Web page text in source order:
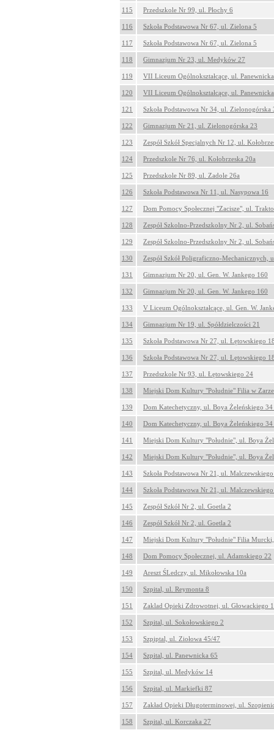
115 Przedszkole Nr 99, ul. Płochy 6
116 Szkoła Podstawowa Nr 67, ul. Zielona 5
117 Szkoła Podstawowa Nr 67, ul. Zielona 5
118 Gimnazjum Nr 23, ul. Medyków 27
119 VII Liceum Ogólnokształcące, ul.
120 VII Liceum Ogólnokształcące, ul.
121 Szkoła Podstawowa Nr 34, ul. Zielonogórska
122 Gimnazjum Nr 21, ul. Zielonogórska 23
123 Zespół Szkół Specjalnych Nr 12, ul.
124 Przedszkole Nr 76, ul. Kołobrzeska 20a
125 Przedszkole Nr 89, ul. Zadole 26a
126 Szkoła Podstawowa Nr 11, ul. Nasypowa 16
127 Dom Pomocy Społecznej "Zacisze", ul.
128 Zespół Szkolno-Przedszkolny Nr 2, ul.
129 Zespół Szkolno-Przedszkolny Nr 2, ul.
130 Zespół Szkół Poligraficzno-
131 Gimnazjum Nr 20, ul. Gen. W. Jankego 160
132 Gimnazjum Nr 20, ul. Gen. W. Jankego 160
133 V Liceum Ogólnokształcące, ul. Gen. W.
134 Gimnazjum Nr 19, ul. Spółdzielczości 21
135 Szkoła Podstawowa Nr 27, ul. Łętowskiego
136 Szkoła Podstawowa Nr 27, ul. Łętowskiego
137 Przedszkole Nr 93, ul. Łętowskiego 24
138 Miejski Dom Kultury "Południe" Filia w
139 Dom Katechetyczny, ul. Boya Żeleńskiego
140 Dom Katechetyczny, ul. Boya Żeleńskiego
141 Miejski Dom Kultury "Południe", ul. Boya
142 Miejski Dom Kultury "Południe", ul. Boya
143 Szkoła Podstawowa Nr 21, ul.
144 Szkoła Podstawowa Nr 21, ul.
145 Zespół Szkół Nr 2, ul. Goetla 2
146 Zespół Szkół Nr 2, ul. Goetla 2
147 Miejski Dom Kultury "Południe" Filia
148 Dom Pomocy Społecznej, ul. Adamskiego 22
149 Areszt ŚLedczy, ul. Mikołowska 10a
150 Szpital, ul. Reymonta 8
151 Zaklad Opieki Zdrowotnej, ul. Głowackiego
152 Szpital, ul. Sokołowskiego 2
153 Szpiptal, ul. Ziołowa 45/47
154 Szpital, ul. Panewnicka 65
155 Szpital, ul. Medyków 14
156 Szpital, ul. Markiefki 87
157 Zakład Opieki Długoterminowej, ul.
158 Szpital, ul. Korczaka 27